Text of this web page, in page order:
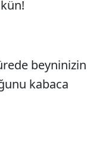
beyninizin
kabaca